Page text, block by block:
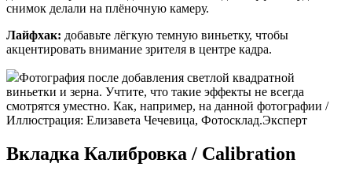
снимок делали на плёночную камеру.
Лайфхак: добавьте лёгкую темную виньетку, чтобы
акцентировать внимание зрителя в центре кадра.
Фотография после добавления светлой квадратной
виньетки и зерна. Учтите, что такие эффекты не всегда
смотрятся уместно. Как, например, на данной фотографии /
Иллюстрация: Елизавета Чечевица, Фотосклад.Эксперт
Вкладка Калибровка / Calibration